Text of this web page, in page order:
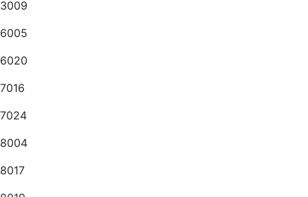
3009
6005
6020
7016
7024
8004
8017